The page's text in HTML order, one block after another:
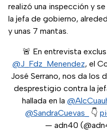
realizó una inspección y
la jefa de gobierno,
y unas 7 mantas.
🚨 En entrevista
@J_Fdz_Menendez, el
José Serrano, nos da los
desprestigio contra la
hallada en la
@SandraCuevas_
👇
— adn40